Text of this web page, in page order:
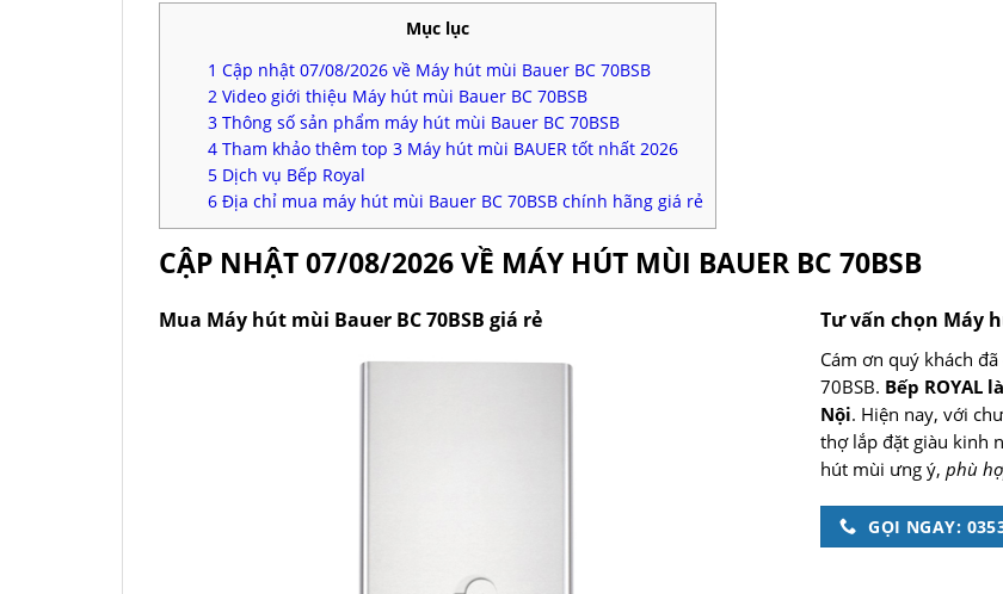
Mục lục
1 Cập nhật 07/08/2026 về Máy hút mùi Bauer BC 70BSB
2 Video giới thiệu Máy hút mùi Bauer BC 70BSB
3 Thông số sản phẩm máy hút mùi Bauer BC 70BSB
4 Tham khảo thêm top 3 Máy hút mùi BAUER tốt nhất 2026
5 Dịch vụ Bếp Royal
6 Địa chỉ mua máy hút mùi Bauer BC 70BSB chính hãng giá rẻ
CẬP NHẬT 07/08/2026 VỀ MÁY HÚT MÙI BAUER BC 70BSB
Mua Máy hút mùi Bauer BC 70BSB giá rẻ Tư vấn chọn Máy
Cám ơn quý khách
70BSB. Bếp ROYAL
Nội. Hiện nay, với
thợ lắp đặt giàu kinh
hút mùi ưng ý, phù
GỌI NGAY: